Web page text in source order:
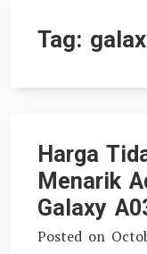
Tag:
Harga
Menarik
Galaxy
Posted on